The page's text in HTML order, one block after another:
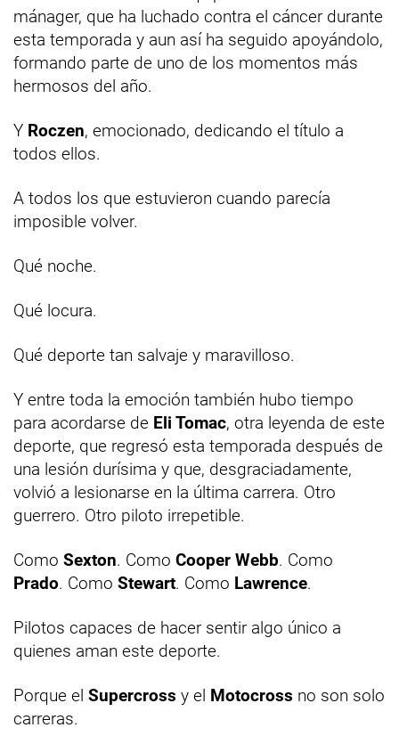
mánager, que ha luchado contra el cáncer durante
esta temporada y aun así ha seguido apoyándolo,
formando parte de uno de los momentos más
hermosos del año.
Y Roczen, emocionado, dedicando el título a
todos ellos.
A todos los que estuvieron cuando parecía
imposible volver.
Qué noche.
Qué locura.
Qué deporte tan salvaje y maravilloso.
Y entre toda la emoción también hubo tiempo
para acordarse de Eli Tomac, otra leyenda de este
deporte, que regresó esta temporada después de
una lesión durísima y que, desgraciadamente,
volvió a lesionarse en la última carrera. Otro
guerrero. Otro piloto irrepetible.
Como Sexton. Como Cooper Webb. Como
Prado. Como Stewart. Como Lawrence.
Pilotos capaces de hacer sentir algo único a
quienes aman este deporte.
Porque el Supercross y el Motocross no son solo
carreras.